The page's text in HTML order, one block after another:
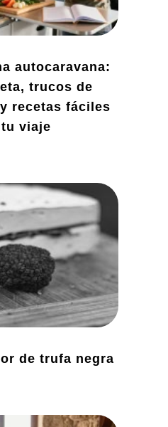
autocaravana:
trucos de
recetas fáciles
viaje
de trufa negra